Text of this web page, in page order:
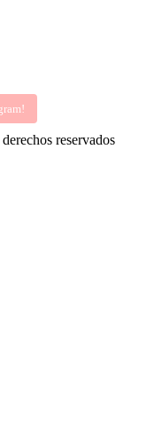
reservados